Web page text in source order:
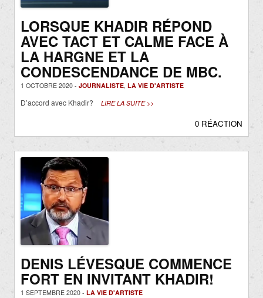
LORSQUE KHADIR RÉPOND
AVEC TACT ET CALME FACE À
LA HARGNE ET LA
CONDESCENDANCE DE MBC.
1 OCTOBRE 2020 - JOURNALISTE, LA VIE D'ARTISTE
D’accord avec Khadir? LIRE LA SUITE >>
0 RÉACTION
DENIS LÉVESQUE COMMENCE
FORT EN INVITANT KHADIR!
1 SEPTEMBRE 2020 - LA VIE D'ARTISTE